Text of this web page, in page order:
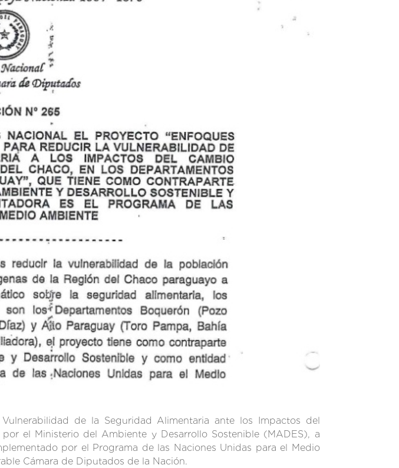
de la Seguridad Alimentaria ante los Impactos del
el Ministerio del Ambiente y Desarrollo Sostenible (MADES), a
por el Programa de las Naciones Unidas para el Medio
Cámara de Diputados de la Nación.